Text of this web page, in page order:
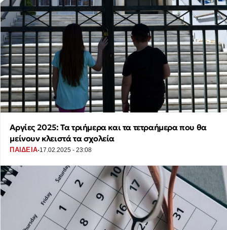
Αργίες 2025: Τα τριήμερα και τα τετραήμερα που θα
μείνουν κλειστά τα σχολεία
ΠΑΙΔΕΙΑ·17.02.2025 - 23:08